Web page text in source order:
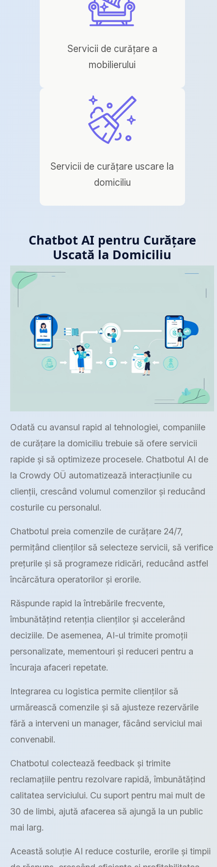
Servicii de curățare a
mobilierului
Servicii de curățare uscare la
domiciliu
Chatbot AI pentru Curățare
Uscată la Domiciliu
Odată cu avansul rapid al tehnologiei, companiile
de curățare la domiciliu trebuie să ofere servicii
rapide și să optimizeze procesele. Chatbotul AI de
la Crowdy OÜ automatizează interacțiunile cu
clienții, crescând volumul comenzilor și reducând
costurile cu personalul.
Chatbotul preia comenzile de curățare 24/7,
permițând clienților să selecteze servicii, să verifice
prețurile și să programeze ridicări, reducând astfel
încărcătura operatorilor și erorile.
Răspunde rapid la întrebările frecvente,
îmbunătățind retenția clienților și accelerând
deciziile. De asemenea, AI-ul trimite promoții
personalizate, mementouri și reduceri pentru a
încuraja afaceri repetate.
Integrarea cu logistica permite clienților să
urmărească comenzile și să ajusteze rezervările
fără a interveni un manager, făcând serviciul mai
convenabil.
Chatbotul colectează feedback și trimite
reclamațiile pentru rezolvare rapidă, îmbunătățind
calitatea serviciului. Cu suport pentru mai mult de
30 de limbi, ajută afacerea să ajungă la un public
mai larg.
Această soluție AI reduce costurile, erorile și timpii